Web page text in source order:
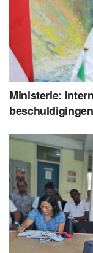
Ministerie: